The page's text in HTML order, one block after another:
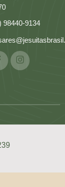
98440-9134